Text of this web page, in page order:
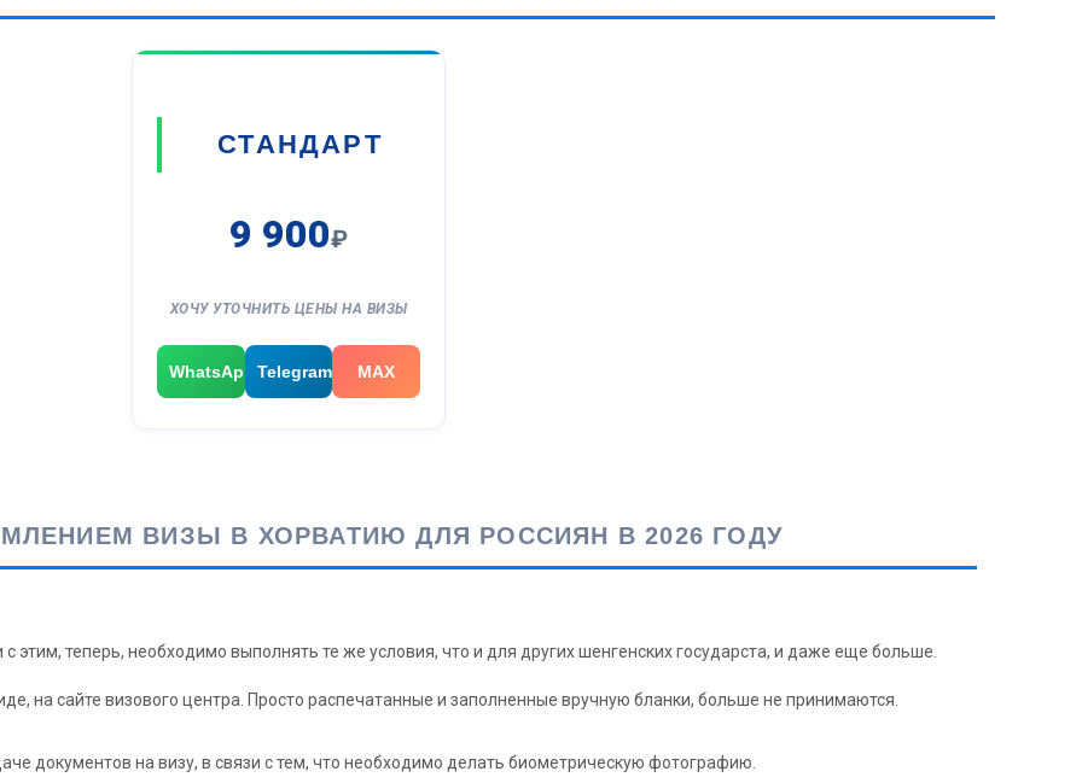
СТАНДАРТ
9 900₽
ХОЧУ УТОЧНИТЬ ЦЕНЫ НА ВИЗЫ
WhatsApp Telegram MAX
ВИЗЫ В ХОРВАТИЮ ДЛЯ РОССИЯН В 2026 ГОДУ
этим, теперь, необходимо выполнять те же условия, что и для других шенгенских государста, и даже еще больше.
на сайте визового центра. Просто распечатанные и заполненные вручную бланки, больше не принимаются.
документов на визу, в связи с тем, что необходимо делать биометрическую фотографию.